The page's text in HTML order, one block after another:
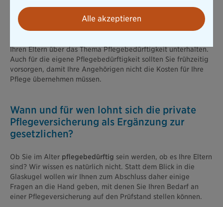
Die Verträge in der Pflegerentenversicherung sind meist
aussetz- oder kündbar.
Wichtig: Sie können keine Pflegeversicherung für Ihre Eltern
Ihren Eltern über das Thema Pflegebedürftigkeit unterhalten.
Auch für die eigene Pflegebedürftigkeit sollten Sie frühzeitig
vorsorgen, damit Ihre Angehörigen nicht die Kosten für Ihre
Pflege übernehmen müssen.
Wann und für wen lohnt sich die private
Pflegeversicherung als Ergänzung zur
gesetzlichen?
Ob Sie im Alter pflegebedürftig sein werden, ob es Ihre Eltern
sind? Wir wissen es natürlich nicht. Statt dem Blick in die
Glaskugel wollen wir Ihnen zum Abschluss daher einige
Fragen an die Hand geben, mit denen Sie Ihren Bedarf an
einer Pflegeversicherung auf den Prüfstand stellen können.
Alle akzeptieren